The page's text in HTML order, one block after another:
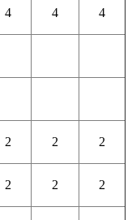
4 4 4
2 2 2
2 2 2